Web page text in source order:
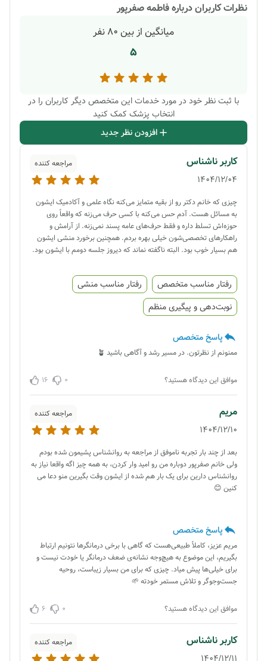
نظرات کاربران دربارهفاطمه صفرپور
میانگین از بین 80 نفر
5
با ثبت نظر خود در مورد خدمات این متخصص دیگر کاربران را در
انتخاب پزشک کمک کنید
افزودن نظر جدید
کاربر ناشناس مراجعه کننده
1404/12/04
چیزی که خانم دکتر رو از بقیه متمایز می‌کنه نگاه علمی و آکادمیک ایشون
به مسائل هست. آدم حس می‌کنه با کسی حرف می‌زنه که واقعاً روی
حوزه‌اش تسلط داره و فقط حرف‌های عامه پسند نمی‌زنه. از آرامش و
راهکارهای تخصصی‌شون خیلی بهره بردم. همچنین برخورد منشی ایشون
هم بسیار خوب بود. البته ناگفته نماند که دیروز جلسه دومم با ایشون بود.
رفتار مناسب متخصص
رفتار مناسب منشی
نوبت‌دهی و پیگیری منظم
پاسخ متخصص
ممنونم از نظرتون. در مسیر رشد و آگاهی باشید 🪴
موافق این دیدگاه هستید؟ 0
16
مریم مراجعه کننده
1404/12/10
بعد از چند بار تجربه ناموفق از مراجعه به روانشناس پشیمون شده بودم
ولی خانم صفرپور دوباره من رو امید وار کردن، به همه چیز اگه واقعا نیاز به
روانشناس دارین برای یک بار هم شده از ایشون وقت بگیرین منو دعا می
کنین 😊
پاسخ متخصص
مریم عزیز، کاملاً طبیعی‌هست که گاهی با برخی درمانگرها نتونیم ارتباط
بگیریم، این موضوع به هیچ‌وجه نشانه‌ی ضعف درمانگر یا خودت نیست و
برای خیلی‌ها پیش میاد. چیزی که برای من بسیار زیباست، روحیه
جست‌وجوگر و تلاش مستمر خودته 🌱
موافق این دیدگاه هستید؟ 0
6
کاربر ناشناس مراجعه کننده